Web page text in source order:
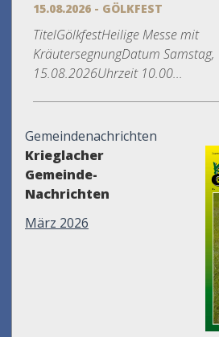
15.08.2026 - GÖLKFEST
TitelGölkfestHeilige Messe mit
KräutersegnungDatum Samstag,
15.08.2026Uhrzeit 10.00...
Gemeindenachrichten
Krieglacher
Gemeinde-
Nachrichten
März 2026